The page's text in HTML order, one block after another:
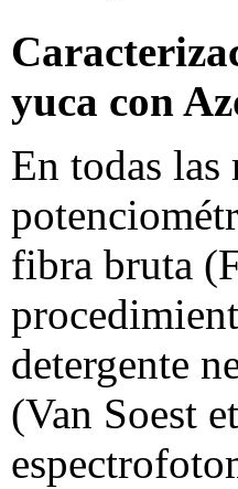
yuca con
En todas las
fibra bruta
detergente
(Van Soest